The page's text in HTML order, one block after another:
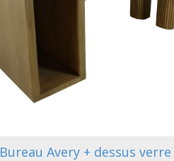
Bureau Avery + dessus verre